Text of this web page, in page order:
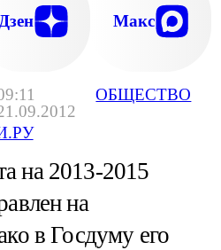
ОБЩЕСТВО
Дзен Макс
на 2013-2015
на
в Госдуму его